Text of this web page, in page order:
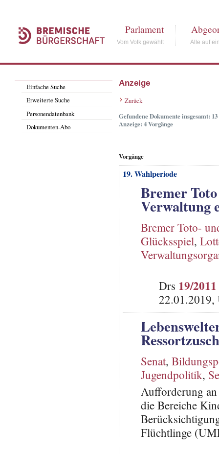
Parlament
Vom Volk gewählt Alle auf
Einfache Suche
Erweiterte Suche
Personendatenbank
Dokumenten-Abo
Anzeige
Zurück
Gefundene Dokumente insgesamt: 13
Anzeige: 4 Vorgänge
Vorgänge
19. Wahlperiode
Bremer
Verwaltung
Bremer Toto-
Glücksspiel,
Drs 19/2011
22.01.2019,
Senat,
Jugendpolitik,
Aufforderung
die Bereiche
Flüchtlinge